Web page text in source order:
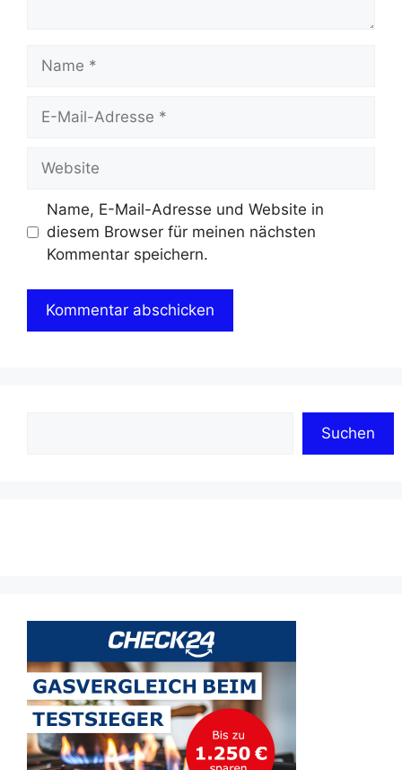
Name
Website
Name, E-Mail-Adresse und Website in
diesem Browser für meinen nächsten
Kommentar speichern.
Suchen